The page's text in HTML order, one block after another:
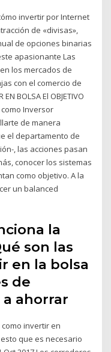
invertir por Internet
de «divisas»,
de opciones binarias
apasionante Las
los mercados de
con el comercio de
BOLSA El OBJETIVO
Inversor
de manera
el departamento de
, las acciones pasan
conocer los sistemas
como objetivo. A la
un balanced
la
son las
en la bolsa
de
a ahorrar
como invertir en
que es necesario